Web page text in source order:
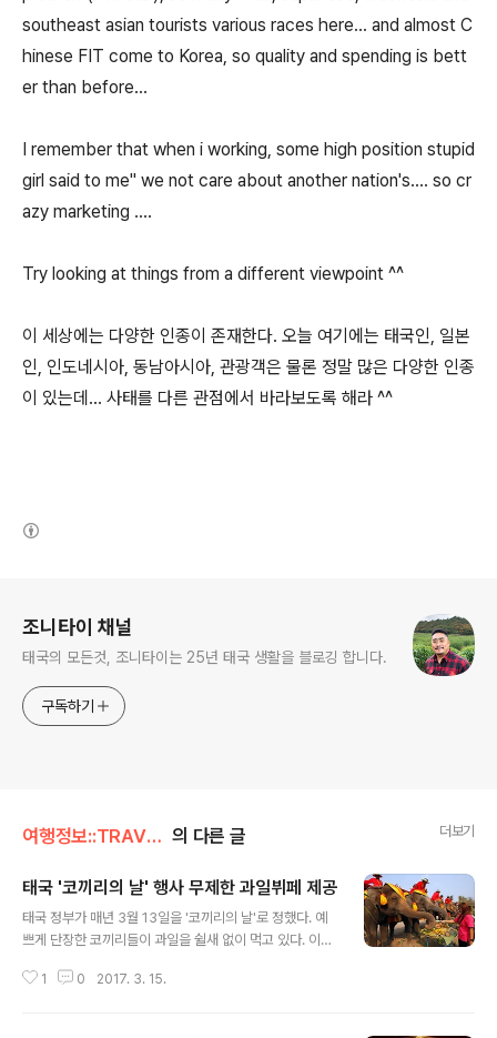
southeast asian tourists various races here... and almost C
hinese FIT come to Korea, so quality and spending is bett
er than before...
I remember that when i working, some high position stupid
girl said to me" we not care about another nation's.... so cr
azy marketing ....
Try looking at things from a different viewpoint ^^
이 세상에는 다양한 인종이 존재한다. 오늘 여기에는 태국인, 일본
인, 인도네시아, 동남아시아, 관광객은 물론 정말 많은 다양한 인종
이 있는데... 사태를 다른 관점에서 바라보도록 해라 ^^
조니타이 채널
태국의 모든것, 조니타이는 25년 태국 생활을 블로깅 합니다.
구독하기
여행정보::TRAVEL/태국뉴스 의 다른 글 더보기
태국 '코끼리의 날' 행사 무제한 과일뷔페 제공
태국 정부가 매년 3월 13일을 '코끼리의 날'로 정했다. 예
쁘게 단장한 코끼리들이 과일을 쉴새 없이 먹고 있다. 이날
리 뷔페'가 열린 날이다. 이 특별한 날은 코끼리를 보호하자
1 0 2017. 3. 15.